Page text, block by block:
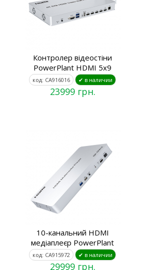
Контролер відеостіни
PowerPlant HDMI 5x9
код: CA916016 ✔ в наличии
23999 грн.
10-канальний HDMI
медіаплеєр PowerPlant
код: CA915972 ✔ в наличии
29999 грн.